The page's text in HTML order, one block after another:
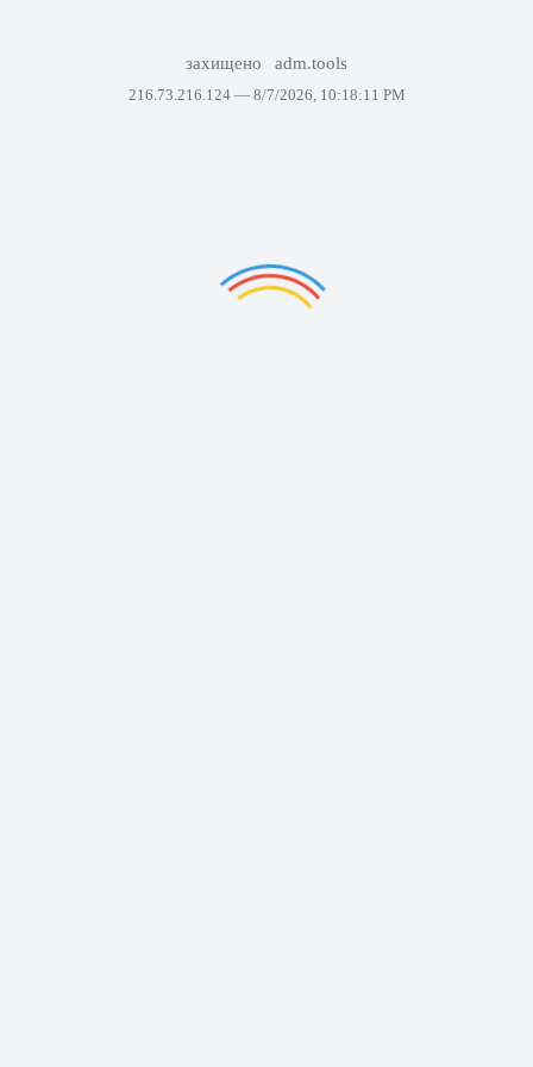
захищено adm.tools
216.73.216.124 — 8/7/2026, 10:18:11 PM